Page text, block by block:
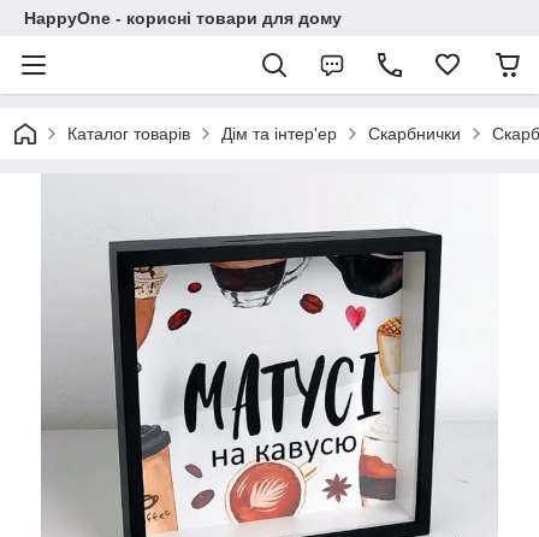
HappyOne - корисні товари для дому
Каталог товарів Дім та інтер'ер Скарбнички